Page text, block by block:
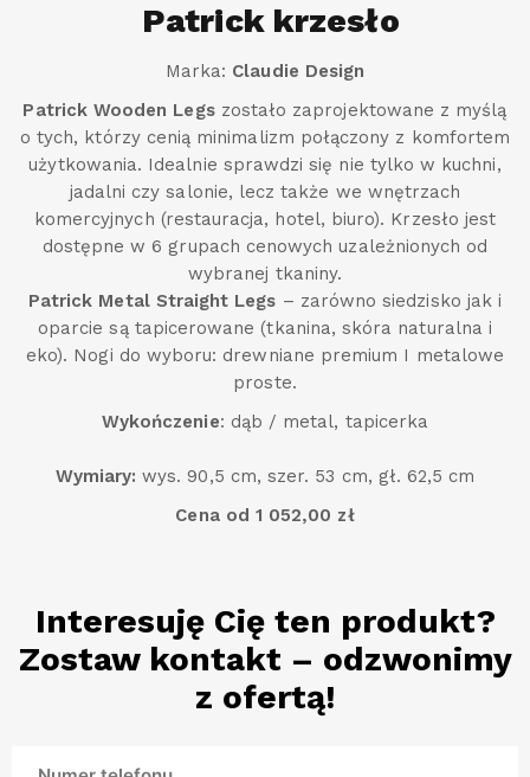
Patrick krzesło
Marka: Claudie Design
Patrick Wooden Legszostało zaprojektowane z myślą
o tych, którzy cenią minimalizm połączony z komfortem
użytkowania. Idealnie sprawdzi się nie tylko w kuchni,
jadalni czy salonie, lecz także we wnętrzach
komercyjnych (restauracja, hotel, biuro). Krzesło jest
dostępne w 6 grupach cenowych uzależnionych od
wybranej tkaniny.
Patrick Metal Straight Legs – zarówno siedzisko jak i
oparcie są tapicerowane (tkanina, skóra naturalna i
eko). Nogi do wyboru: drewniane premium I metalowe
proste.
Wykończenie: dąb / metal, tapicerka
Wymiary: wys. 90,5 cm, szer. 53 cm, gł. 62,5 cm
Cena od 1 052,00 zł
Interesuję Cię ten produkt?
Zostaw kontakt – odzwonimy
z ofertą!